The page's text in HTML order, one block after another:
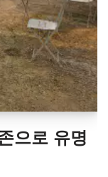
으로 유명